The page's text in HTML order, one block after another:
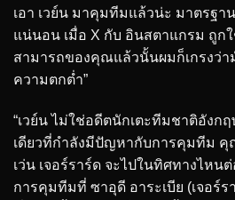
เอา เวย์น มาคุมทีมแล้วน่ะ มาตรฐา
แน่นอน เมื่อ X กับ อินสตาแกรม ถูก
สามารถของคุณแล้วนั้นผมก็เกรงว่า
ความตกต่ำ”
“เวย์น ไม่ใช่อดีตนักเตะทีมชาติอังก
เดียวที่กำลังมีปัญหากับการคุมทีม คุ
เว่น เจอร์ราร์ด จะไปในทิศทางไหน
การคุมทีมที่ ซาอุดี อาระเบีย (เจอร์